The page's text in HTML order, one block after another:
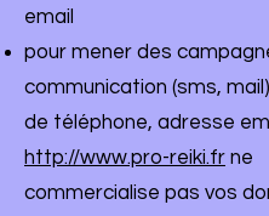
email
pour mener des
communication (sms,
de téléphone, adresse
http://www.pro-reiki.fr ne
commercialise pas vos